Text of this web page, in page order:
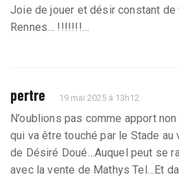
Joie de jouer et désir constant de
Rennes… !!!!!!!…
pertre 19 mai 2025 à 13h12
N’oublions pas comme apport
qui va être touché par le Stade
de Désiré Doué…Auquel peut se
avec la vente de Mathys Tel…Et